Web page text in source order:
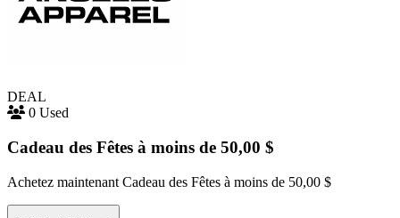
DEAL
0 Used
Cadeau des Fêtes à moins de 50,00 $
Achetez maintenant Cadeau des Fêtes à moins de 50,00 $